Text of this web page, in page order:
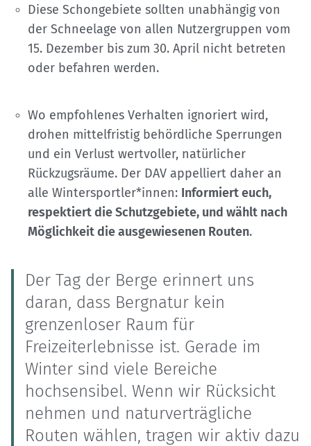
Diese Schongebiete sollten unabhängig von
der Schneelage von allen Nutzergruppen vom
15. Dezember bis zum 30. April nicht betreten
oder befahren werden.
Wo empfohlenes Verhalten ignoriert wird,
drohen mittelfristig behördliche Sperrungen
und ein Verlust wertvoller, natürlicher
Rückzugsräume. Der DAV appelliert daher an
alle Wintersportler*innen: Informiert euch,
respektiert die Schutzgebiete, und wählt nach
Möglichkeit die ausgewiesenen Routen.
Der Tag der Berge erinnert uns
daran, dass Bergnatur kein
grenzenloser Raum für
Freizeiterlebnisse ist. Gerade im
Winter sind viele Bereiche
hochsensibel. Wenn wir Rücksicht
nehmen und naturverträgliche
Routen wählen, tragen wir aktiv dazu